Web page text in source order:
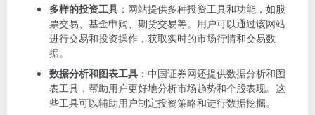
多样的投资工具 ：网站提供多种投资工具和功能，如股
票交易、基金申购、期货交易等。用户可以通过该网站
进行交易和投资操作，获取实时的市场行情和交易数
据。
数据分析和图表工具 ：中国证券网还提供数据分析和图
表工具，帮助用户更好地分析市场趋势和个股表现。这
些工具可以辅助用户制定投资策略和进行数据挖掘。